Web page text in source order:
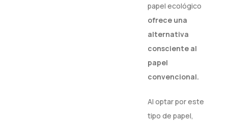
papel ecológico
ofrece una
alternativa
consciente al
papel
convencional.
Al optar por este
tipo de papel,